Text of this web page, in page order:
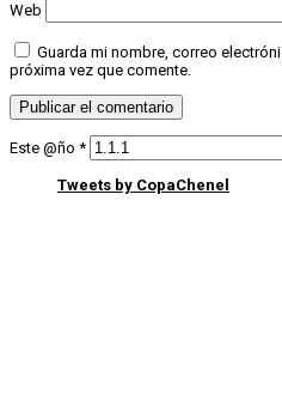
Web
Guarda mi nombre, correo
próxima vez que comente.
Este @ño *
Tweets by CopaChenel